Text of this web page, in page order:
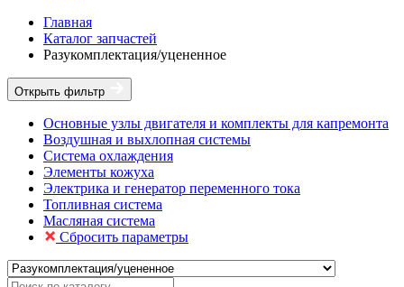
Главная
Каталог запчастей
Разукомплектация/уцененное
Открыть фильтр
Основные узлы двигателя и комплекты для капремонта
Воздушная и выхлопная системы
Система охлаждения
Элементы кожуха
Электрика и генератор переменного тока
Топливная система
Масляная система
Сбросить параметры